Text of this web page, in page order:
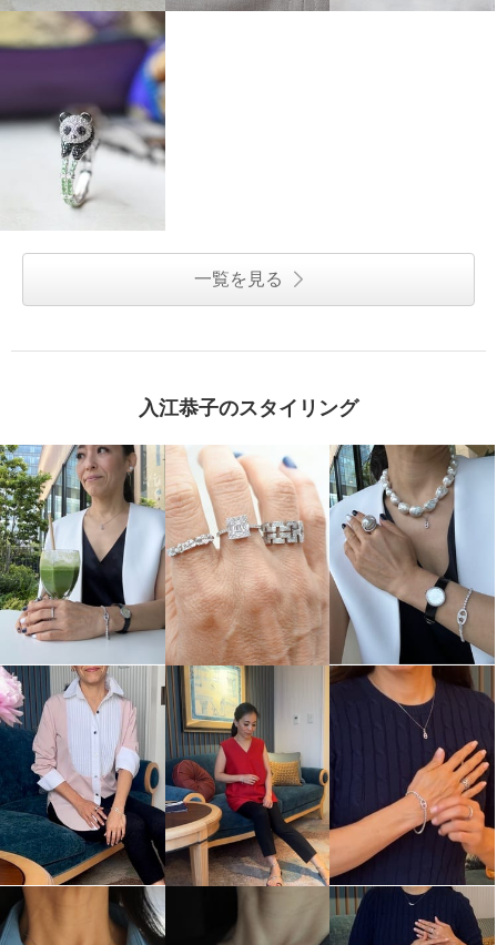
一覧を見る
入江恭子のスタイリング